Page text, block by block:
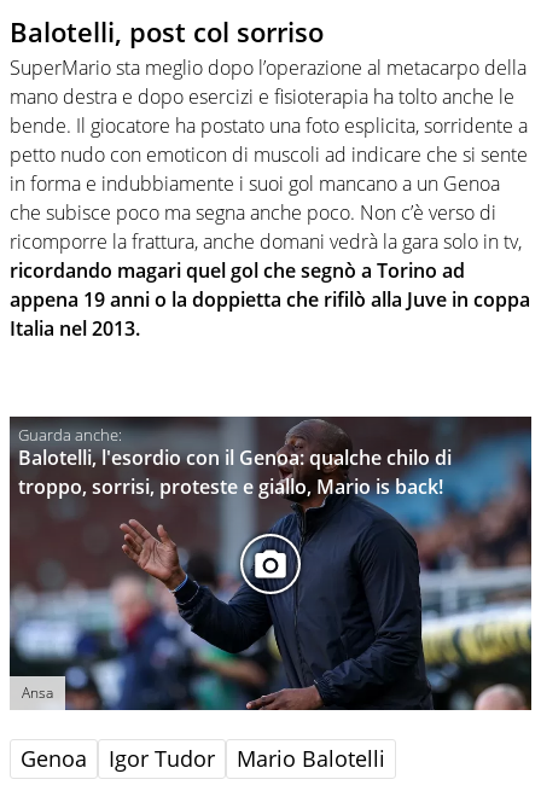
Balotelli, post col sorriso
SuperMario sta meglio dopo l’operazione al metacarpo della
mano destra e dopo esercizi e fisioterapia ha tolto anche le
bende. Il giocatore ha postato una foto esplicita, sorridente a
petto nudo con emoticon di muscoli ad indicare che si sente
in forma e indubbiamente i suoi gol mancano a un Genoa
che subisce poco ma segna anche poco. Non c’è verso di
ricomporre la frattura, anche domani vedrà la gara solo in tv,
ricordando magari quel gol che segnò a Torino ad
appena 19 anni o la doppietta che rifilò alla Juve in coppa
Italia nel 2013.
Balotelli, l'esordio con il Genoa: qualche chilo di
troppo, sorrisi, proteste e giallo, Mario is back!
Ansa
Genoa Igor Tudor Mario Balotelli